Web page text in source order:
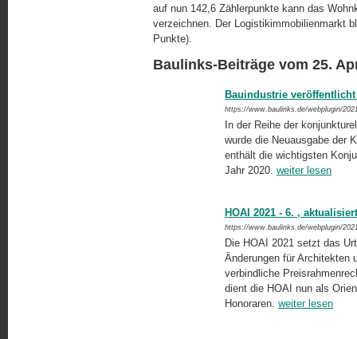
auf nun 142,6 Zählerpunkte kann das
verzeichnen. Der Logistikimmobilienmarkt
Punkte).
Baulinks-Beiträge vom 25.
Bauindustrie
https://www.baulinks.de/webplugin/
In der Reihe der
wurde die Neuausgabe der
enthält die wichtigsten
Jahr 2020. weiter lesen
HOAI 2021 - 6. ,
https://www.baulinks.de/webplugin/
Die HOAI 2021 setzt das
Änderungen für Architekten
verbindliche
dient die HOAI nun als
Honoraren. weiter lesen